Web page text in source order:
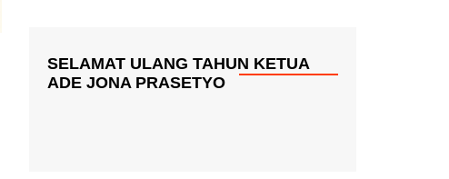
SELAMAT ULANG TAHUN KETUA
ADE JONA PRASETYO